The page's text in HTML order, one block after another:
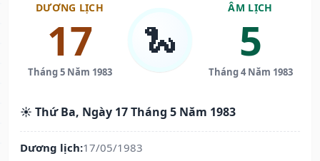
DƯƠNG LỊCH
17
Tháng 5 Năm 1983
🐍
ÂM LỊCH
5
Tháng 4 Năm 1983
☀️ Thứ Ba, Ngày 17 Tháng 5 Năm 1983
Dương lịch:17/05/1983